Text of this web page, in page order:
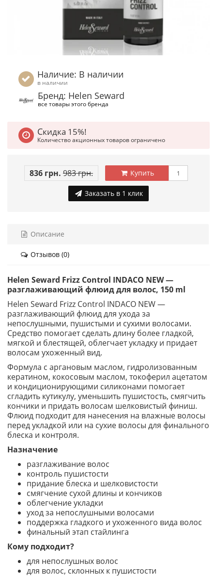
Наличие: В наличии
в наличии
Бренд: Helen Seward
все товары этого бренда
Скидка 15%!
Количество акционных товаров ограничено
836 грн. 983 грн. Купить
Заказать в 1 клик
Описание
Отзывов (0)
Helen Seward Frizz Control INDACO NEW —
разглаживающий флюид для волос, 150 ml
Helen Seward Frizz Control INDACO NEW —
разглаживающий флюид для ухода за
непослушными, пушистыми и сухими волосами.
Средство помогает сделать длину более гладкой,
мягкой и блестящей, облегчает укладку и придает
волосам ухоженный вид.
Формула с аргановым маслом, гидролизованным
кератином, кокосовым маслом, токоферил ацетатом
и кондиционирующими силиконами помогает
сгладить кутикулу, уменьшить пушистость, смягчить
кончики и придать волосам шелковистый финиш.
Флюид подходит для нанесения на влажные волосы
перед укладкой или на сухие волосы для финального
блеска и контроля.
Назначение
разглаживание волос
контроль пушистости
придание блеска и шелковистости
смягчение сухой длины и кончиков
облегчение укладки
уход за непослушными волосами
поддержка гладкого и ухоженного вида волос
финальный этап стайлинга
Кому подходит?
для непослушных волос
для волос, склонных к пушистости